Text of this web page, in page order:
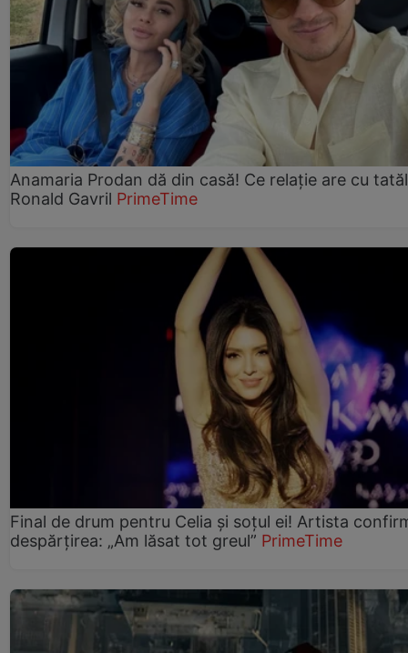
Anamaria Prodan dă din casă! Ce relație are cu
Ronald Gavril PrimeTime
Final de drum pentru Celia și soțul ei! Artista
despărțirea: „Am lăsat tot greul” PrimeTime